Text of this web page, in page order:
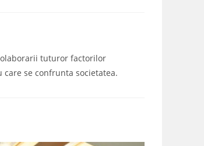
tuturor factorilor
se confrunta societatea.